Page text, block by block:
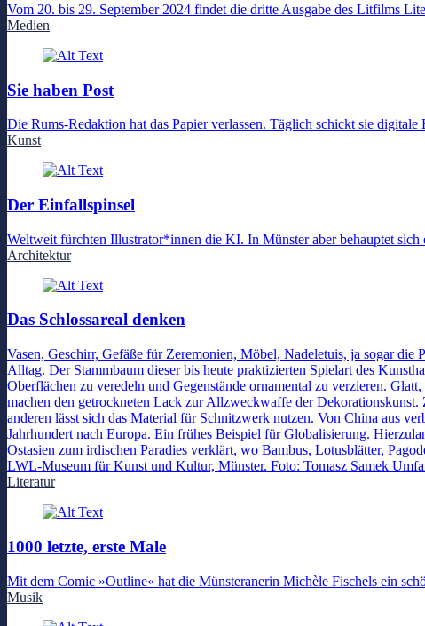
Vom 20. bis 29. September 2024 findet die dritte Ausgabe des Litfilms
Medien
Sie haben Post
Die Rums-Redaktion hat das Papier verlassen. Täglich schickt sie
Kunst
Der Einfallspinsel
Weltweit fürchten Illustrator*innen die KI. In Münster aber behauptet
Architektur
Das Schlossareal denken
Vasen, Geschirr, Gefäße für Zeremonien, Möbel, Nadeletuis, ja sogar
Alltag. Der Stammbaum dieser bis heute praktizierten Spielart des
Oberflächen zu veredeln und Gegenstände ornamental zu verzieren.
machen den getrockneten Lack zur Allzweckwaffe der
anderen lässt sich das Material für Schnitzwerk nutzen. Von China aus
Jahrhundert nach Europa. Ein frühes Beispiel für Globalisierung.
Ostasien zum irdischen Paradies verklärt, wo Bambus, Lotusblätter,
LWL-Museum für Kunst und Kultur, Münster. Foto: Tomasz Samek
Literatur
1000 letzte, erste Male
Mit dem Comic »Outline« hat die Münsteranerin Michèle Fischels ein
Musik